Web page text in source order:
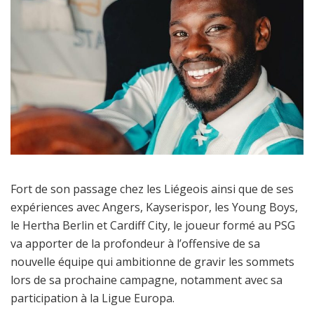
Fort de son passage chez les Liégeois ainsi que de ses
expériences avec Angers, Kayserispor, les Young Boys,
le Hertha Berlin et Cardiff City, le joueur formé au PSG
va apporter de la profondeur à l’offensive de sa
nouvelle équipe qui ambitionne de gravir les sommets
lors de sa prochaine campagne, notamment avec sa
participation à la Ligue Europa.